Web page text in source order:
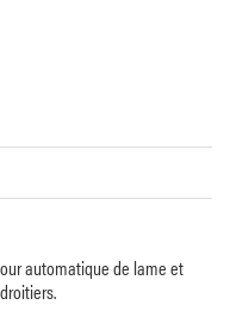
automatique de lame et